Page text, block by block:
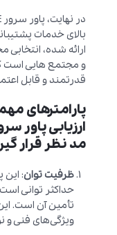
بالای خدمات
ارائه شده،
و مجتمع هایی است
قدرتمند و قابل
پارامترهای
مد نظر قرار
ظرفیت توان: این
حداکثر توانی
تأمین آن است.
ویژگی‌های فنی و